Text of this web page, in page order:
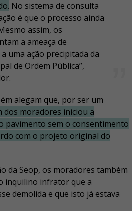
No sistema de consulta
é que o processo ainda
assim, os
a ameaça de
uma ação precipitada da
de Ordem Pública”,
alegam que, por ser um
dos moradores iniciou a
pavimento sem o consentimento
com o projeto original do
da Seop, os moradores também
inquilino infrator que a
demolida e que isto já estava